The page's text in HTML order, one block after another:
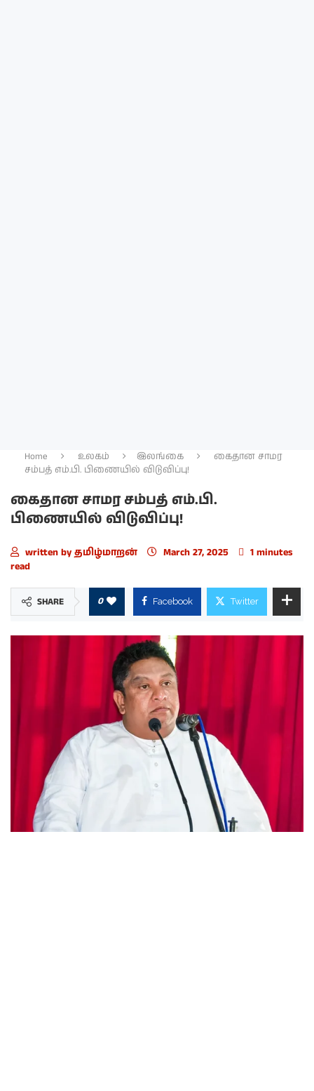
Home உலகம் இலங்கை
கைதான சாமர
சம்பத் எம்.பி. பிணையில் விடுவிப்பு!
கைதான சாமர சம்பத் எம்.பி.
பிணையில் விடுவிப்பு!
written by தமிழ்மாறன் March 27, 2025
1 minutes
read
SHARE 0 Facebook Twitter